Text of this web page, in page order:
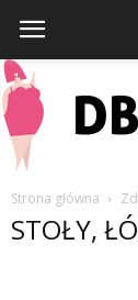
Strona główna
STOŁY,